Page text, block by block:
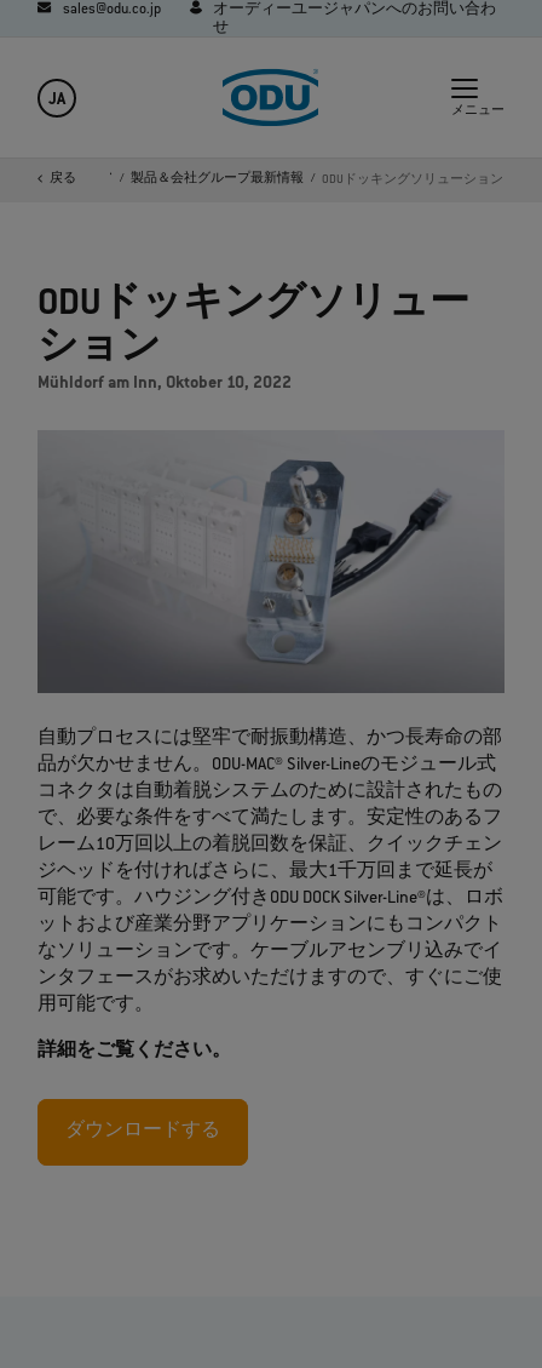
sales@odu.co.jp
オーディーユージャパンへのお問い合わ
せ
JA
メニュー
戻る
概要 メディア 製品＆会社グループ最新情報 ODUドッキングソリューション
ODUドッキングソリュー
ション
Mühldorf am Inn, Oktober 10, 2022
自動プロセスには堅牢で耐振動構造、かつ長寿命の部
品が欠かせません。ODU-MAC® Silver-Lineのモジュール式
コネクタは自動着脱システムのために設計されたもの
で、必要な条件をすべて満たします。安定性のあるフ
レーム10万回以上の着脱回数を保証、クイックチェン
ジヘッドを付ければさらに、最大1千万回まで延長が
可能です。ハウジング付きODU DOCK Silver-Line®は、ロボ
ットおよび産業分野アプリケーションにもコンパクト
なソリューションです。ケーブルアセンブリ込みでイ
ンタフェースがお求めいただけますので、すぐにご使
用可能です。
詳細をご覧ください。
ダウンロードする